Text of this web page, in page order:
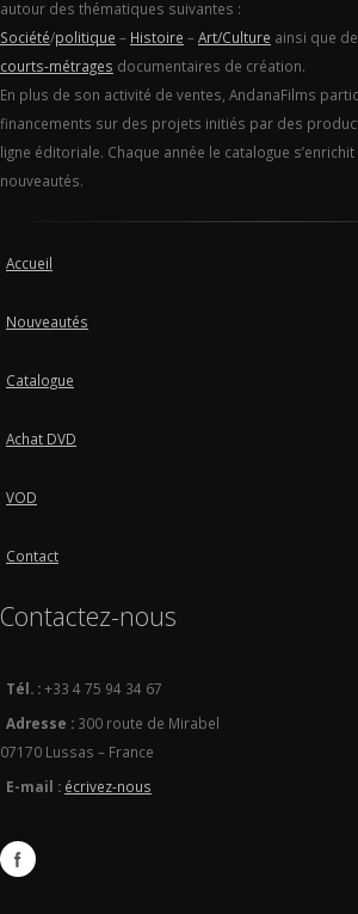
autour des thématiques suivantes :
Société/politique – Histoire –Art/Culture ainsi que
courts-métrages documentaires de création.
En plus de son activité de ventes, AndanaFilms
financements sur des projets initiés par des
ligne éditoriale. Chaque année le catalogue s’enrichit
nouveautés.
Accueil
Nouveautés
Catalogue
Achat DVD
VOD
Contact
Contactez-nous
Tél. :+33 4 75 94 34 67
Adresse : 300 route de Mirabel
07170 Lussas – France
E-mail : écrivez-nous